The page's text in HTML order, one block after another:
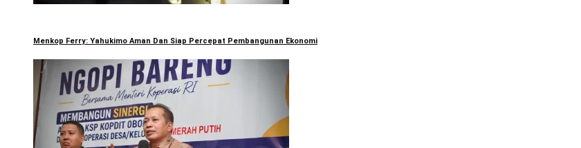
Menkop Ferry: Yahukimo Aman Dan Siap Percepat Pembangunan Ekonomi